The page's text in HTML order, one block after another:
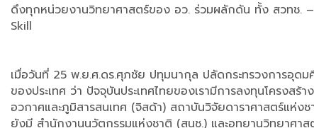
ดึงทุกหน่วยงานวิทยาศาสตร์ของ อว. ร่วมผลักดัน ทั้ง สวทช.
Skill
เมื่อวันที่ 25 พ.ย.ศ.ดร.ศุภชัย ปทุมนากุล ปลัดกระทรวงการอุด
ของประเทศ ว่า ปัจจุบันประเทศไทยของเรามีการลงทุนโครง
อวกาศและภูมิสารสนเทศ (จิสด้า) สถาบันวิจัยดาราศาสตร์แห่
ยังมี สำนักงานนวัตกรรมแห่งชาติ (สนช.) และอุทยานวิทยาศา